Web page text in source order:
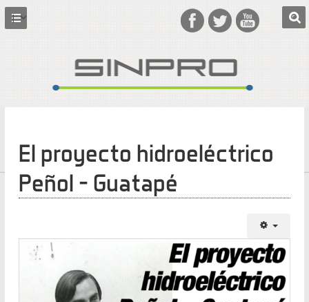
El proyecto hidroeléctrico
Peñol – Guatapé